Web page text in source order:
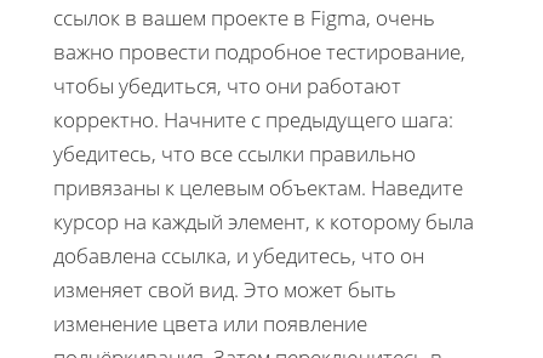
ссылок в вашем проекте в Figma, очень
важно провести подробное тестирование,
чтобы убедиться, что они работают
корректно. Начните с предыдущего шага:
убедитесь, что все ссылки правильно
привязаны к целевым объектам. Наведите
курсор на каждый элемент, к которому была
добавлена ссылка, и убедитесь, что он
изменяет свой вид. Это может быть
изменение цвета или появление